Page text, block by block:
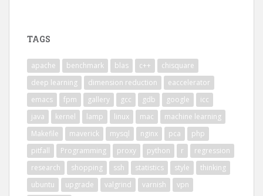
TAGS
apache benchmark blas c++
chisquare
deep learning
dimension reduction
eaccelerator
emacs
fpm gallery gcc gdb google
icc
java
kernel lamp linux mac
machine learning
Makefile
maverick mysql nginx pca
php
pitfall
Programming proxy python r
regression
research
shopping ssh statistics style
thinking
ubuntu
upgrade valgrind varnish
vpn